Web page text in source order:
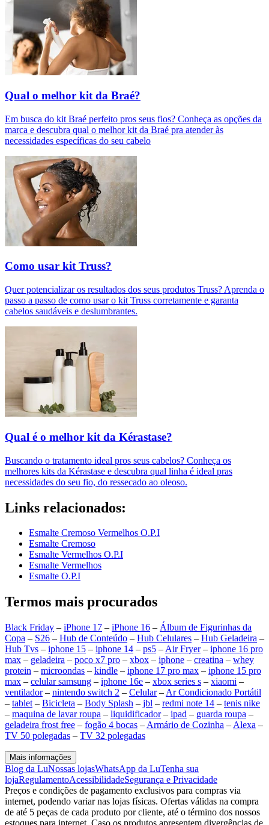
Qual o melhor kit da Braé?
Em busca do kit Braé perfeito pros seus fios? Conheça as opções da
marca e descubra qual o melhor kit da Braé pra atender às
necessidades específicas do seu cabelo
Como usar kit Truss?
Quer potencializar os resultados dos seus produtos Truss? Aprenda o
passo a passo de como usar o kit Truss corretamente e garanta
cabelos saudáveis e deslumbrantes.
Qual é o melhor kit da Kérastase?
Buscando o tratamento ideal pros seus cabelos? Conheça os
melhores kits da Kérastase e descubra qual linha é ideal pras
necessidades do seu fio, do ressecado ao oleoso.
Links relacionados:
Esmalte Cremoso Vermelhos O.P.I
Esmalte Cremoso
Esmalte Vermelhos O.P.I
Esmalte Vermelhos
Esmalte O.P.I
Termos mais procurados
Black Friday – iPhone 17 – iPhone 16 – Álbum de Figurinhas da
Copa – S26 – Hub de Conteúdo – Hub Celulares – Hub Geladeira –
Hub Tvs – iphone 15 – iphone 14 – ps5 – Air Fryer– iphone 16 pro
max – geladeira – poco x7 pro – xbox – iphone – creatina – whey
protein – microondas – kindle – iphone 17 pro max – iphone 15 pro
max – celular samsung – iphone 16e – xbox series s – xiaomi –
ventilador– nintendo switch 2 – Celular– Ar Condicionado Portátil
– tablet – Bicicleta – Body Splash – jbl – redmi note 14 – tenis nike
– maquina de lavar roupa – liquidificador– ipad – guarda roupa –
geladeira frost free – fogão 4 bocas – Armário de Cozinha – Alexa –
TV 50 polegadas – TV 32 polegadas
Mais informações
Blog da LuNossas lojasWhatsApp da LuTenha sua
lojaRegulamentoAcessibilidadeSegurança e Privacidade
Preços e condições de pagamento exclusivos para compras via
internet, podendo variar nas lojas físicas. Ofertas válidas na compra
de até 5 peças de cada produto por cliente, até o término dos nossos